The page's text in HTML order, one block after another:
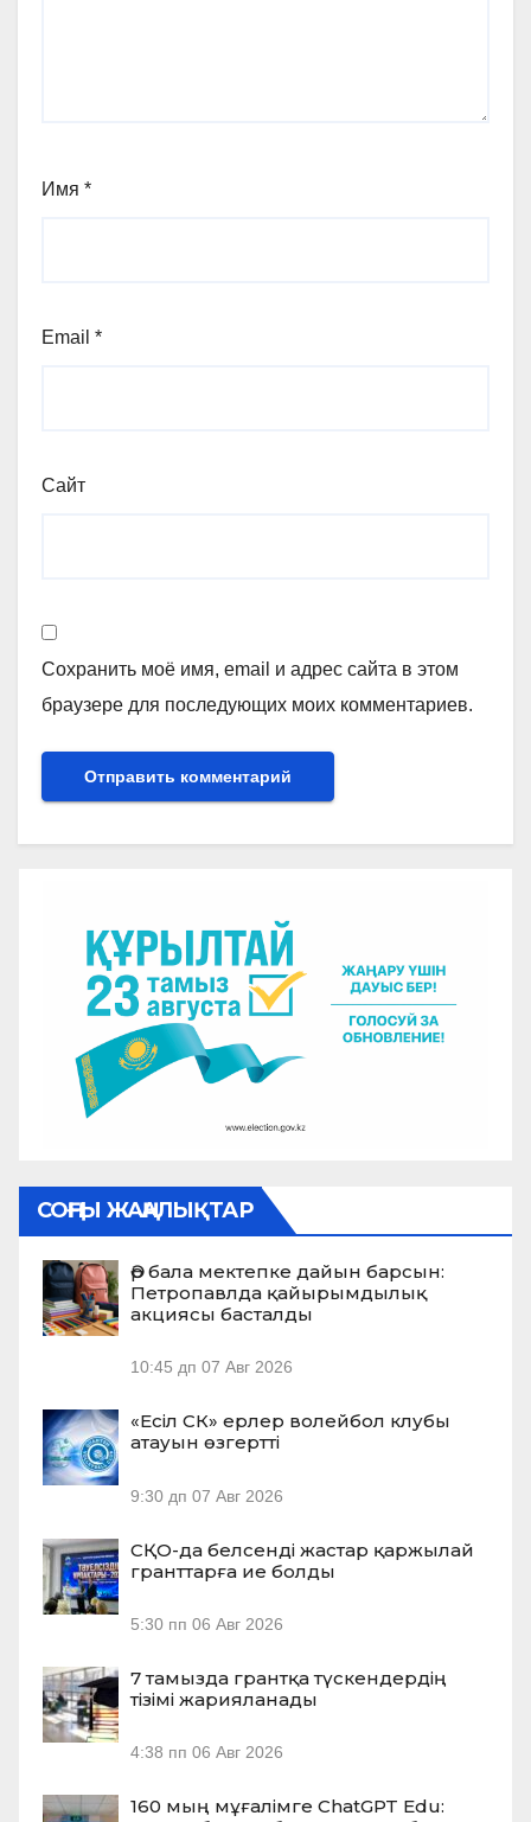
Имя *
Email *
Сайт
Сохранить моё имя, email и адрес сайта в этом
браузере для последующих моих комментариев.
СОҢҒЫ ЖАҢАЛЫҚТАР
Әр бала мектепке дайын барсын:
Петропавлда қайырымдылық
акциясы басталды
10:45 дп 07 Авг 2026
«Есіл СК» ерлер волейбол клубы
атауын өзгертті
9:30 дп 07 Авг 2026
СҚО-да белсенді жастар қаржылай
гранттарға ие болды
5:30 пп 06 Авг 2026
7 тамызда грантқа түскендердің
тізімі жарияланады
4:38 пп 06 Авг 2026
160 мың мұғалімге ChatGPT Edu: